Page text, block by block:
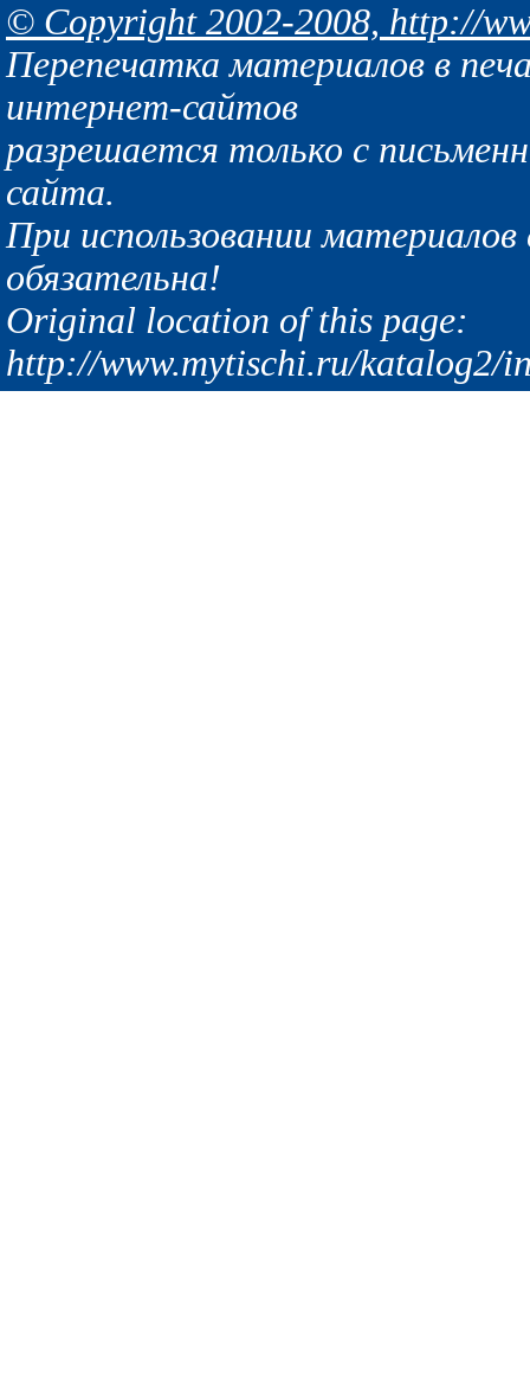
© Copyright 2002-2008, http://
Перепечатка материалов в
интернет-сайтов
разрешается только с
сайта.
При использовании
обязательна!
Original location of this page:
http://www.mytischi.ru/